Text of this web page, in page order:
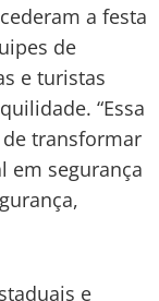
a festa
de
e turistas
“Essa
transformar
em segurança
e